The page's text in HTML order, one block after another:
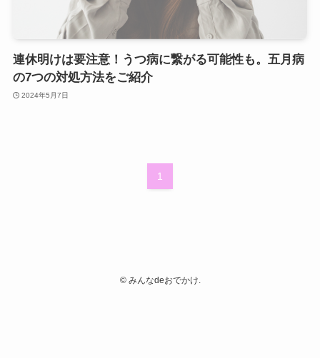
連休明けは要注意！うつ病に繋がる可能性も。五月病
の7つの対処方法をご紹介
2024年5月7日
1
©みんなdeおでかけ.